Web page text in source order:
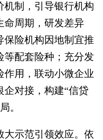
机制，引导银行机构
命周期，研发差异
保险机构因地制宜推
等配套险种；充分发
作用，联动小微企业
企对接，构建“信贷
。
示范引领效应。依